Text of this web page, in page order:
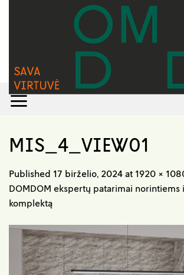
MIS_4_VIEW01
Published 17 birželio, 2024 at 1920 ×
DOMDOM ekspertų patarimai
komplektą